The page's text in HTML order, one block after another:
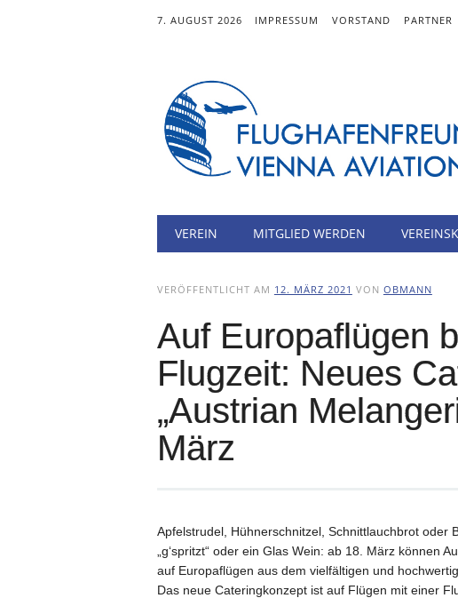
7. AUGUST 2026 IMPRESSUM VORSTAND PARTNER
Hauptmenü
Inhalt
VEREIN MITGLIED WERDEN
VERÖFFENTLICHT AM 12. MÄRZ 2021 VON OBMANN
Auf Europaflügen
Flugzeit: Neues
„Austrian
März
Apfelstrudel, Hühnerschnitzel, Schnittlauchbrot oder
„g‘spritzt“ oder ein Glas Wein: ab 18. März können
auf Europaflügen aus dem vielfältigen und
Das neue Cateringkonzept ist auf Flügen mit einer